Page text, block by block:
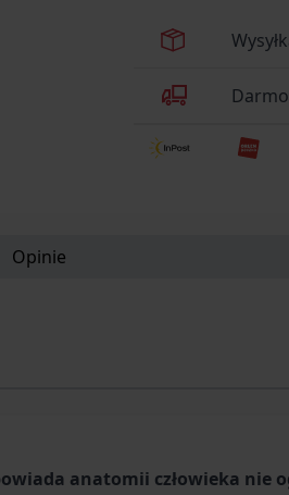
Opinie
anatomii człowieka nie